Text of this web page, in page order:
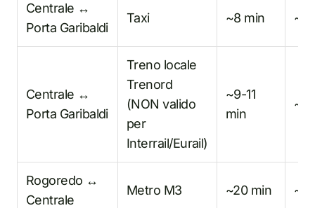
Centrale ↔
Porta Garibaldi
Taxi ~8 min
Centrale ↔
Porta Garibaldi
Treno locale
Trenord
(NON valido
per
Interrail/Eurail)
~9-11
min
Rogoredo ↔
Centrale
Metro M3 ~20 min